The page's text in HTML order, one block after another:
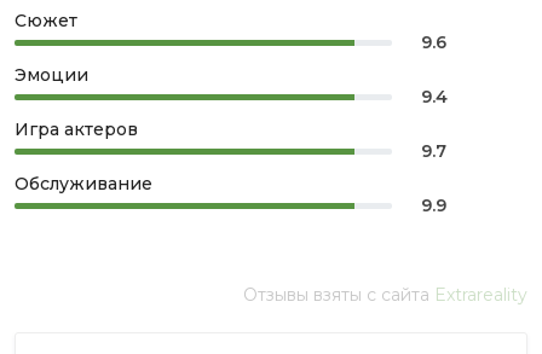
Сюжет
9.6
Эмоции
9.4
Игра актеров
9.7
Обслуживание
9.9
Отзывы взяты с сайта Extrareality